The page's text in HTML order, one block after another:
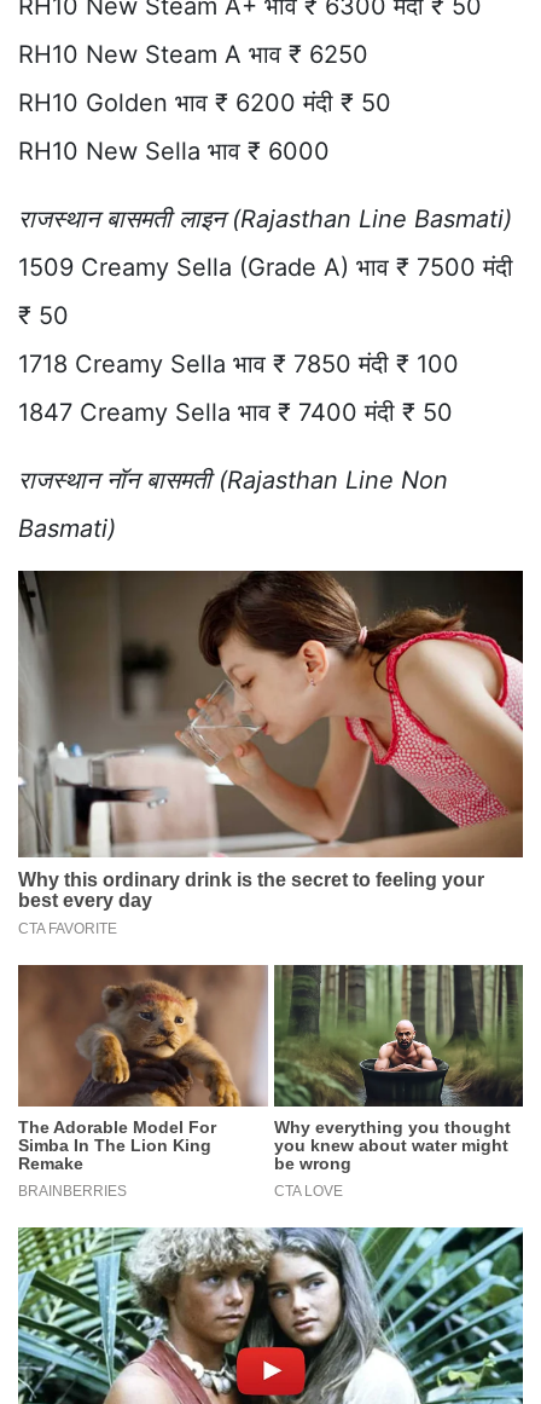
RH10 New Steam A+ भाव ₹ 6300 मंदी ₹ 50
RH10 New Steam A भाव ₹ 6250
RH10 Golden भाव ₹ 6200 मंदी ₹ 50
RH10 New Sella भाव ₹ 6000
राजस्थान बासमती लाइन (Rajasthan Line Basmati)
1509 Creamy Sella (Grade A) भाव ₹ 7500 मंदी
₹ 50
1718 Creamy Sella भाव ₹ 7850 मंदी ₹ 100
1847 Creamy Sella भाव ₹ 7400 मंदी ₹ 50
राजस्थान नॉन बासमती (Rajasthan Line Non
Basmati)